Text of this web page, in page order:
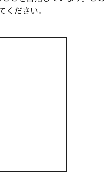
ださい。